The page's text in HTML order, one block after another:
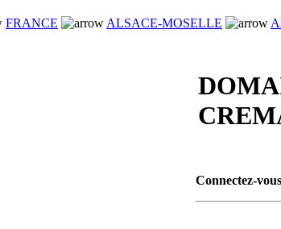
FRANCE ALSACE-MOSELLE
Connectez-